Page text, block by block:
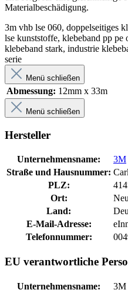
Materialbeschädigung.
3m vhb lse 060, doppelseitiges
lse kunststoffe, klebeband pp pe
klebeband stark, industrie
serie
Menü schließen
Abmessung: 12mm x 33m
Menü schließen
Hersteller
Unternehmensname:
3M
Straße und Hausnummer:
PLZ:
Ort:
Land:
E-Mail-Adresse:
Telefonnummer:
EU verantwortliche
Unternehmensname:
3M